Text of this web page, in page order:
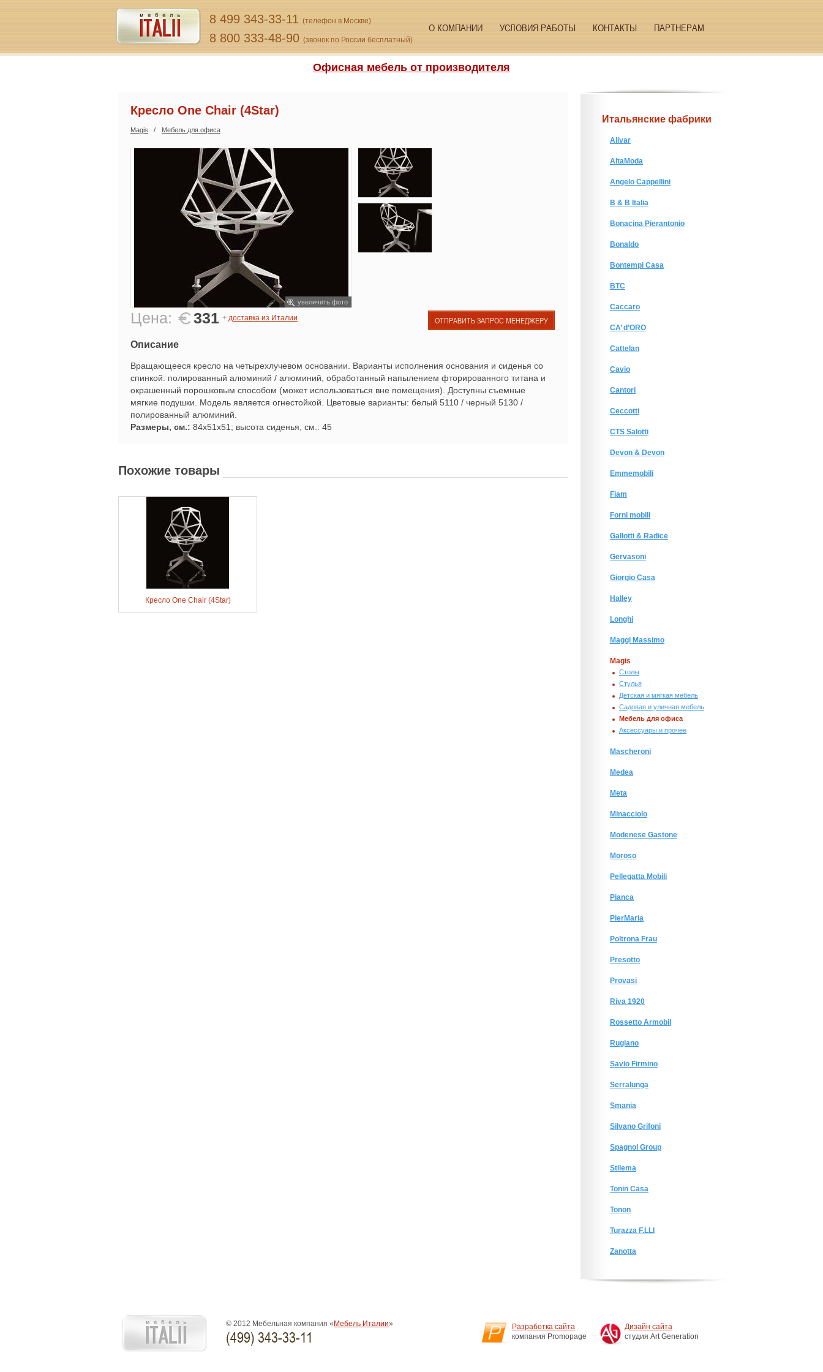
8 499 343-33-11 (телефон в Москве)
8 800 333-48-90 (звонок по России бесплатный)
О КОМПАНИИ УСЛОВИЯ РАБОТЫ КОНТАКТЫ ПАРТНЕРАМ
Офисная мебель от производителя
Кресло One Chair (4Star)
Magis Мебель для офиса
увеличить фото
Цена: 331 + доставка из Италии ОТПРАВИТЬ ЗАПРОС МЕНЕДЖЕРУ
Описание
Вращающееся кресло на четырехлучевом основании. Варианты исполнения основания и сиденья со
спинкой: полированный алюминий / алюминий, обработанный напылением фторированного титана и
окрашенный порошковым способом (может использоваться вне помещения). Доступны съемные
мягкие подушки. Модель является огнестойкой. Цветовые варианты: белый 5110 / черный 5130 /
полированный алюминий.
Размеры, см.: 84x51x51; высота сиденья, см.: 45
Похожие товары
Кресло One Chair (4Star)
Итальянские фабрики
Alivar
AltaModa
Angelo Cappellini
B & B Italia
Bonacina Pierantonio
Bonaldo
Bontempi Casa
BTC
Caccaro
CA’ d’ORO
Cattelan
Cavio
Cantori
Ceccotti
CTS Salotti
Devon & Devon
Emmemobili
Fiam
Forni mobili
Gallotti & Radice
Gervasoni
Giorgio Сasa
Halley
Longhi
Maggi Massimo
Magis
Столы
Стулья
Детская и мягкая мебель
Садовая и уличная мебель
Мебель для офиса
Аксессуары и прочее
Mascheroni
Medea
Meta
Minacciolo
Modenese Gastone
Moroso
Pellegatta Mobili
Pianca
PierMaria
Poltrona Frau
Presotto
Provasi
Riva 1920
Rossetto Armobil
Rugiano
Savio Firmino
Serralunga
Smania
Silvano Grifoni
Spagnol Group
Stilema
Tonin Casa
Tonon
Turazza F.LLI
Zanotta
© 2012 Мебельная компания « Мебель Италии»
(499) 343-33-11
Дизайн сайта
студия Art Generation
Разработка сайта
компания Promopage